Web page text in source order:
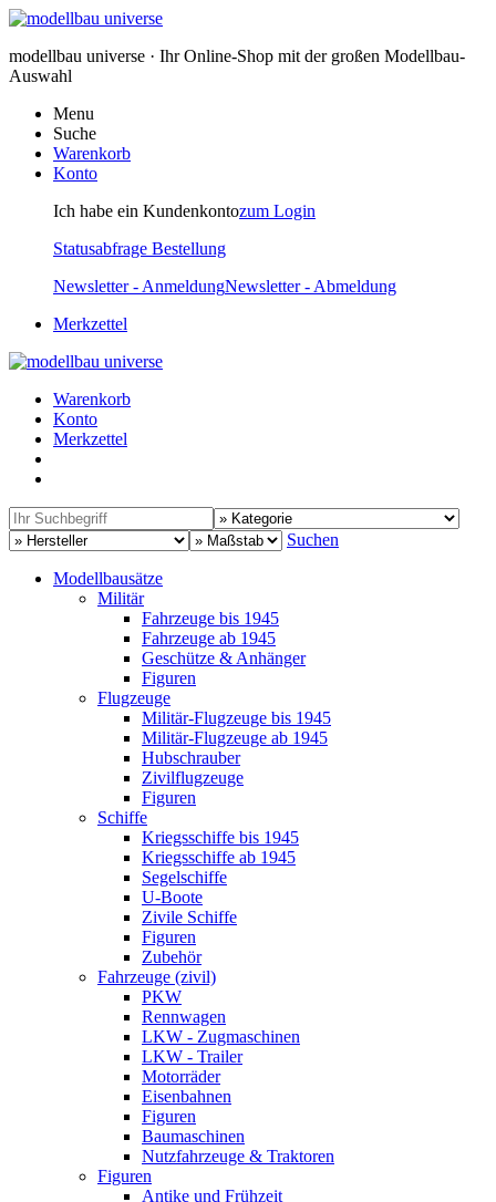
modellbau universe · Ihr Online-Shop mit der großen Modellbau-
Auswahl
Menu
Suche
Warenkorb
Konto
Ich habe ein Kundenkontozum Login
Statusabfrage Bestellung
Newsletter - AnmeldungNewsletter - Abmeldung
Merkzettel
Warenkorb
Konto
Merkzettel
Suchen
Modellbausätze
Militär
Fahrzeuge bis 1945
Fahrzeuge ab 1945
Geschütze & Anhänger
Figuren
Flugzeuge
Militär-Flugzeuge bis 1945
Militär-Flugzeuge ab 1945
Hubschrauber
Zivilflugzeuge
Figuren
Schiffe
Kriegsschiffe bis 1945
Kriegsschiffe ab 1945
Segelschiffe
U-Boote
Zivile Schiffe
Figuren
Zubehör
Fahrzeuge (zivil)
PKW
Rennwagen
LKW - Zugmaschinen
LKW - Trailer
Motorräder
Eisenbahnen
Figuren
Baumaschinen
Nutzfahrzeuge & Traktoren
Figuren
Antike und Frühzeit